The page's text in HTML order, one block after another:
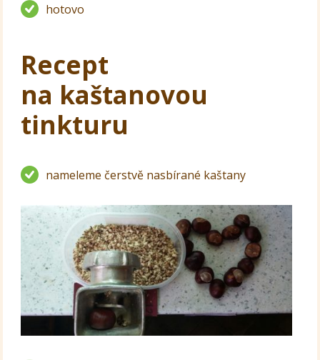
hotovo
Recept
na kaštanovou
tinkturu
nameleme čerstvě nasbírané kaštany